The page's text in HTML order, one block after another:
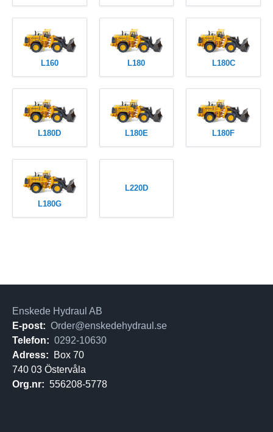
L160 L180 L180C
L180D L180E L180F
L180G
L220D
Enskede Hydraul AB
E-post: Order@enskedehydraul.se
Telefon: 0292-10630
Adress:
Box 70
740 03 Östervåla
Org.nr: 556208-5778